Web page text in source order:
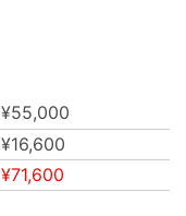
¥55,000
¥16,600
¥71,600